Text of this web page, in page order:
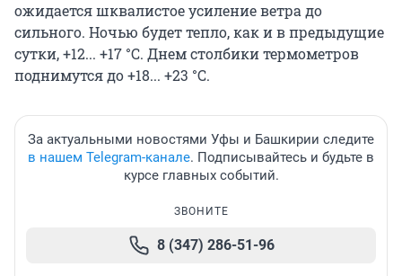
ожидается шквалистое усиление ветра до
сильного. Ночью будет тепло, как и в предыдущие
сутки, +12... +17 °С. Днем столбики термометров
поднимутся до +18... +23 °С.
За актуальными новостями Уфы и Башкирии следите
в нашем Telegram-канале. Подписывайтесь и будьте в
курсе главных событий.
ЗВОНИТЕ
8 (347) 286-51-96